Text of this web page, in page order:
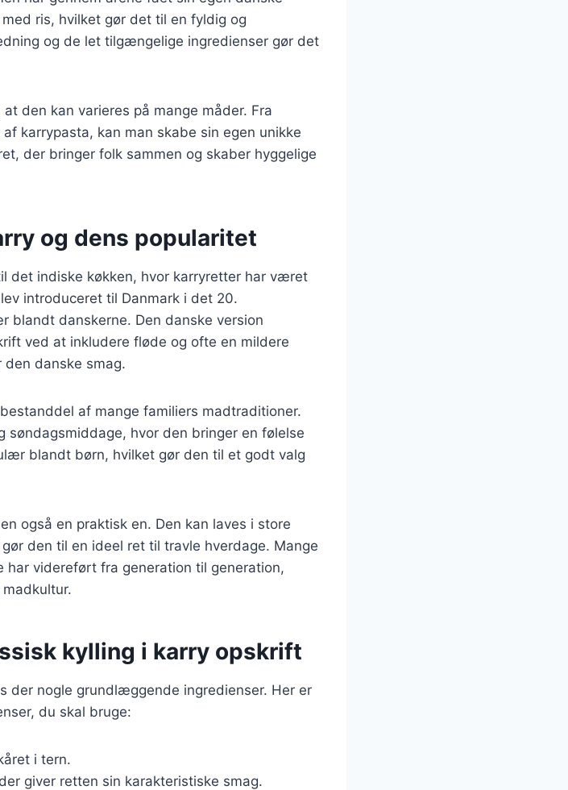
ris, hvilket gør det til en fyldig og
og de let tilgængelige ingredienser gør det
den kan varieres på mange måder. Fra
karrypasta, kan man skabe sin egen unikke
der bringer folk sammen og skaber hyggelige
og dens popularitet
det indiske køkken, hvor karryretter har været
introduceret til Danmark i det 20.
blandt danskerne. Den danske version
ved at inkludere fløde og ofte en mildere
danske smag.
af mange familiers madtraditioner.
søndagsmiddage, hvor den bringer en følelse
blandt børn, hvilket gør den til et godt valg
også en praktisk en. Den kan laves i store
den til en ideel ret til travle hverdage. Mange
har videreført fra generation til generation,
kylling i karry opskrift
der nogle grundlæggende ingredienser. Her er
du skal bruge:
i tern.
giver retten sin karakteristiske smag.